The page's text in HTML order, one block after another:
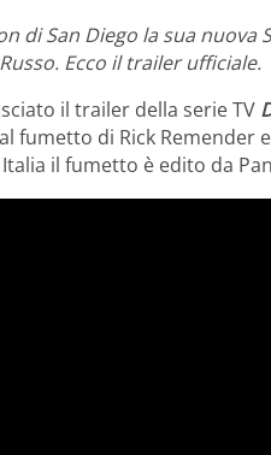
di San Diego la sua nuova
Ecco il trailer ufficiale.
il trailer della serie TV
fumetto di Rick Remender
il fumetto è edito da